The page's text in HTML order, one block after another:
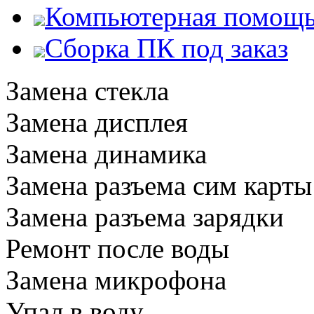
Компьютерная
Сборка ПК под заказ
Замена стекла
Замена дисплея
Замена динамика
Замена разъема сим карты
Замена разъема зарядки
Ремонт после воды
Замена микрофона